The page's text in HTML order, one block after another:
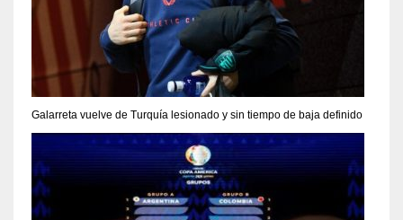
Galarreta vuelve de Turquía lesionado y sin tiempo de baja definido